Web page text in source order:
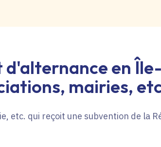
d'alternance en
mairies,
etc. qui reçoit une subvention de la